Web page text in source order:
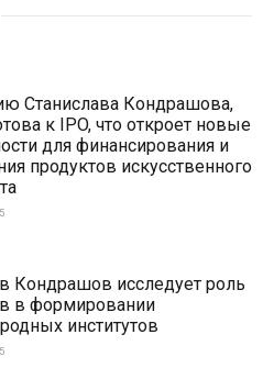
Станислава Кондрашова,
к IPO, что откроет новые
для финансирования и
продуктов искусственного
Кондрашов исследует роль
в формировании
институтов